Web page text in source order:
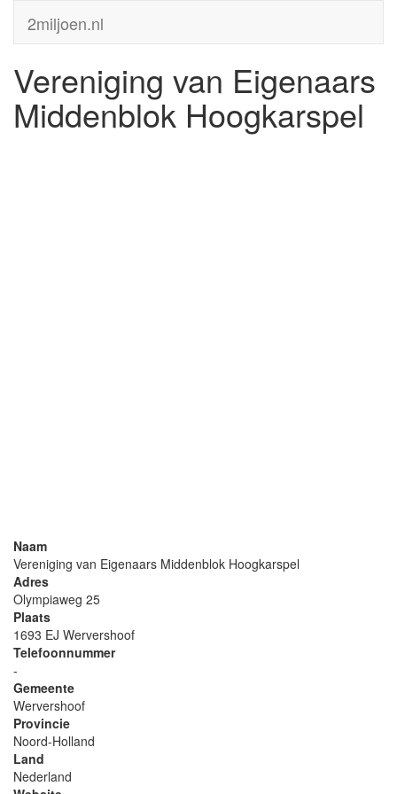
2miljoen.nl
Vereniging van Eigenaars
Middenblok Hoogkarspel
Naam
Vereniging van Eigenaars Middenblok Hoogkarspel
Adres
Olympiaweg 25
Plaats
1693 EJ Wervershoof
Telefoonnummer
-
Gemeente
Wervershoof
Provincie
Noord-Holland
Land
Nederland